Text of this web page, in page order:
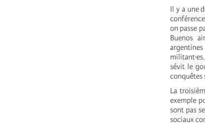
Il y a une
on passe
Buenos
sévit le
conquêtes
La
exemple
sont pas
sociaux